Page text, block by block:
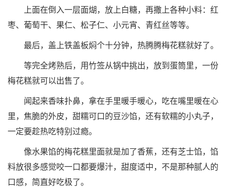
上面在倒入一层面煳，放上白糖，再撒上各种小料：红
枣、葡萄干、果仁、松子仁、小元宵、青红丝等等。
最后，盖上铁盖板焖个十分钟，热腾腾梅花糕就好了。
等完全烤熟后，用竹签从锅中挑出，放到蛋筒里，一份
梅花糕就可以出售了。
闻起来香味扑鼻，拿在手里暖手暖心，吃在嘴里暖在心
里，焦脆的外皮，甜糯可口的豆沙馅，还有软糯的小丸子，
一定要趁热吃特别过瘾。
像水果馅的梅花糕里面就是加了香蕉，还有芝士馅，馅
料放很多感觉咬一口都要爆汁，甜度适中，不是那种腻人的
口感，简直好吃极了。